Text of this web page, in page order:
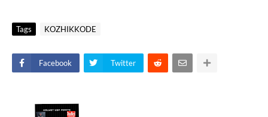
Tags KOZHIKKODE
Facebook Twitter